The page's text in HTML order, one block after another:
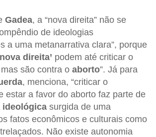
Gadea, a “nova direita” não se
de ideologias
a uma metanarrativa clara”, porque
direita’ podem até criticar o
são contra o aborto”. Já para
, menciona, “criticar o
estar a favor do aborto faz parte de
ideológica surgida de uma
fatos econômicos e culturais como
Não existe autonomia